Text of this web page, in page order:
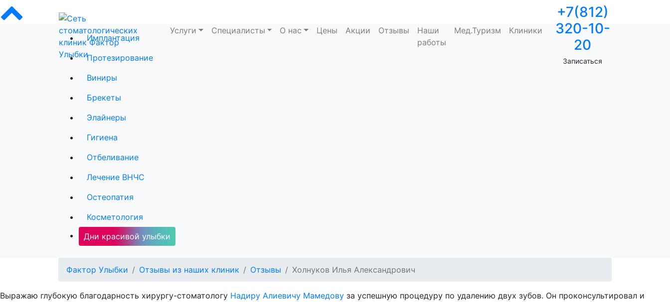
Сеть стоматологических клиник Фактор Улыбки
Услуги Специалисты О нас Цены Акции Отзывы
Наши
работы
Мед.Туризм Клиники
+7(812)
320-10-
20
Записаться
Имплантация
Протезирование
Виниры
Брекеты
Элайнеры
Гигиена
Отбеливание
Лечение ВНЧС
Остеопатия
Косметология
Дни красивой улыбки
Фактор Улыбки Отзывы из наших клиник Отзывы Холнуков Илья Александрович
Выражаю глубокую благодарность хирургу-стоматологу Надиру Алиевичу Мамедову за успешную процедуру по удалению двух зубов. Он проконсультировал и